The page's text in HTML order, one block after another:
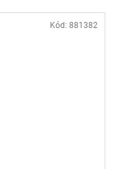
Kód: 881382